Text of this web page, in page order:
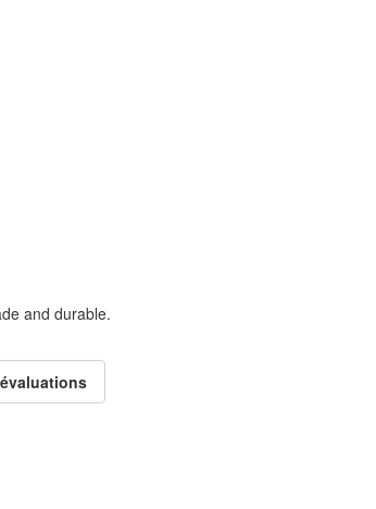
and durable.